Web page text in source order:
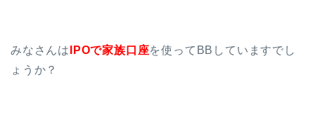
みなさんは IPOで家族口座を使ってBBしていますでし
ょうか？